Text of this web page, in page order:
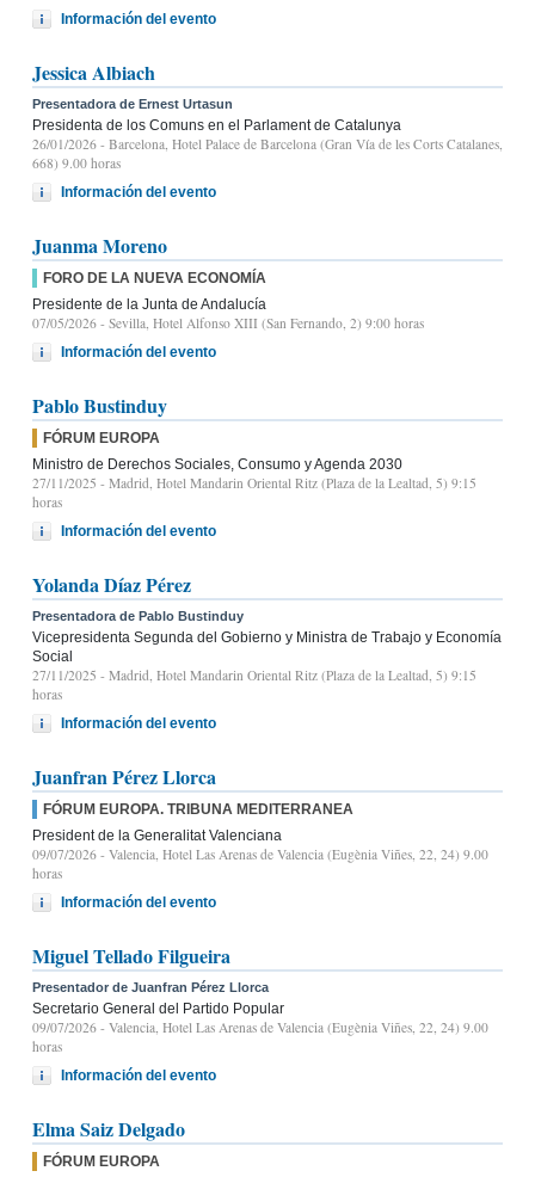
Información del evento
Jessica Albiach
Presentadora de Ernest Urtasun
Presidenta de los Comuns en el Parlament de Catalunya
26/01/2026 - Barcelona, Hotel Palace de Barcelona (Gran Vía de les Corts Catalanes,
668) 9.00 horas
Información del evento
Juanma Moreno
FORO DE LA NUEVA ECONOMÍA
Presidente de la Junta de Andalucía
07/05/2026 - Sevilla, Hotel Alfonso XIII (San Fernando, 2) 9:00 horas
Información del evento
Pablo Bustinduy
FÓRUM EUROPA
Ministro de Derechos Sociales, Consumo y Agenda 2030
27/11/2025 - Madrid, Hotel Mandarin Oriental Ritz (Plaza de la Lealtad, 5) 9:15
horas
Información del evento
Yolanda Díaz Pérez
Presentadora de Pablo Bustinduy
Vicepresidenta Segunda del Gobierno y Ministra de Trabajo y Economía
Social
27/11/2025 - Madrid, Hotel Mandarin Oriental Ritz (Plaza de la Lealtad, 5) 9:15
horas
Información del evento
Juanfran Pérez Llorca
FÓRUM EUROPA. TRIBUNA MEDITERRANEA
President de la Generalitat Valenciana
09/07/2026 - Valencia, Hotel Las Arenas de Valencia (Eugènia Viñes, 22, 24) 9.00
horas
Información del evento
Miguel Tellado Filgueira
Presentador de Juanfran Pérez Llorca
Secretario General del Partido Popular
09/07/2026 - Valencia, Hotel Las Arenas de Valencia (Eugènia Viñes, 22, 24) 9.00
horas
Información del evento
Elma Saiz Delgado
FÓRUM EUROPA